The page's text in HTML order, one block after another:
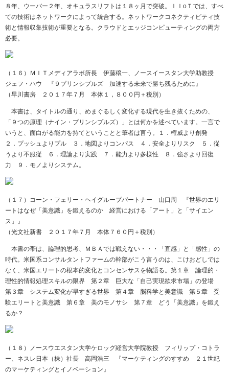
８年、ウーバー２年、オキュラスリフトは１８ヶ月で突破。ＩＩoＴでは、すべ
ての技術はネットワークによって統合する。ネットワークコネクティビティ技
術と情報収集技術が重要となる。クラウドとエッジコンピューティングの両方
必要。
（１６）ＭＩＴメディアラボ所長 伊藤穣一、ノースイースタン大学助教授
ジェフ・ハウ 『９プリンシプルズ 加速する未来で勝ち残るために』
（早川書房 ２０１７年７月 本体１，８００円＋税別）
本書は、タイトルの通り、めまぐるしく変化する現代を生き抜くための、
「９つの原理（ナイン・プリンシプルズ）」とは何かを述べています。一言で
いうと、面白がる能力を持てということと筆者は言う。１．権威より創発
２．プッシュよりプル ３．地図よりコンパス ４．安全よりリスク ５．従
うより不服従 ６．理論より実践 ７．能力より多様性 ８．強さより回復
力 ９．モノよりシステム。
（１７）コーン・フェリー・ヘイグループパートナー 山口周 『世界のエリ
ートはなぜ「美意識」を鍛えるのか 経営における「アート」と「サイエン
ス」』
（光文社新書 ２０１７年７月 本体７６０円＋税別）
本書の帯は、論理的思考、ＭＢＡでは戦えない・・・「直感」と「感性」の
時代。米国系コンサルタントファームの幹部がこう言うのは、こけおどしでは
なく、米国エリートの根本的変化とコンセンサスを物語る。第１章 論理的・
理性的情報処理スキルの限界 第２章 巨大な「自己実現欲求市場」の登場
第３章 システム変化が早すぎる世界 第４章 脳科学と美意識 第５章 受
験エリートと美意識 第６章 美のモノサシ 第７章 どう「美意識」を鍛え
るか？
（１８）ノースウエスタン大学ケロッグ経営大学院教授 フィリップ・コトラ
ー、ネスレ日本（株）社長 高岡浩三 『マーケティングのすすめ ２１世紀
のマーケティングとイノベーション』